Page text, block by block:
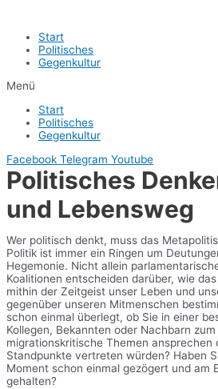
Start
Politisches
Gegenkultur
Menü
Start
Politisches
Gegenkultur
Facebook Telegram Youtube
Politisches
und Lebensweg
Wer politisch denkt, muss das
Politik ist immer ein Ringen um
Hegemonie. Nicht allein
Koalitionen entscheiden darüber, wie
mithin der Zeitgeist unser Leben und
gegenüber unseren Mitmenschen
schon einmal überlegt, ob Sie in einer
Kollegen, Bekannten oder Nachbarn zum
migrationskritische Themen ansprechen
Standpunkte vertreten würden? Haben
Moment schon einmal gezögert und am
gehalten?